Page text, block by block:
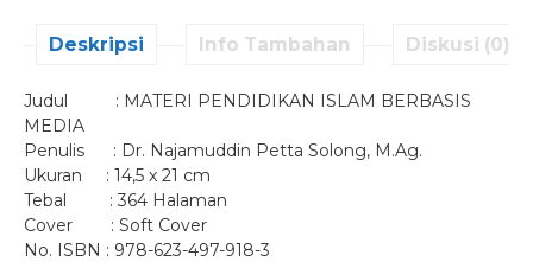
Deskripsi Info Tambahan Diskusi (0)
Judul : MATERI PENDIDIKAN ISLAM BERBASIS
MEDIA
Penulis : Dr. Najamuddin Petta Solong, M.Ag.
Ukuran : 14,5 x 21 cm
Tebal : 364 Halaman
Cover : Soft Cover
No. ISBN : 978-623-497-918-3